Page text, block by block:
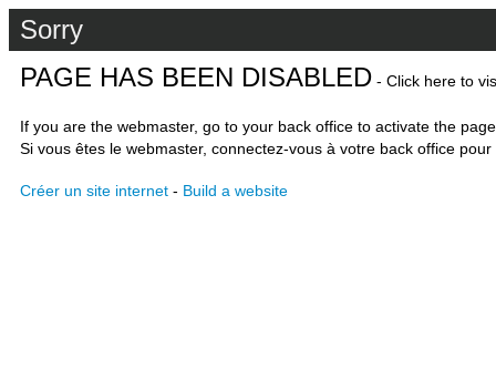
Sorry
PAGE HAS BEEN DISABLED - Click here to
If you are the webmaster, go to your back office to activate the
Si vous êtes le webmaster, connectez-vous à votre back office
Créer un site internet - Build a website